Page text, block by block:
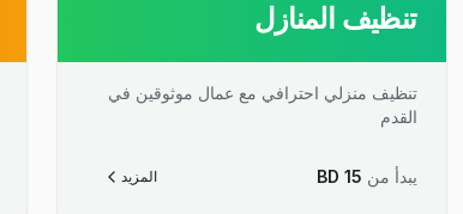
تنظيف المنازل
تنظيف منزلي احترافي مع عمال موثوقين في
القدم
يبدأ من BD 15 المزيد